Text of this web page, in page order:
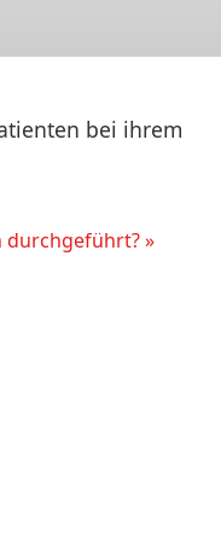
bei ihrem
durchgeführt? »